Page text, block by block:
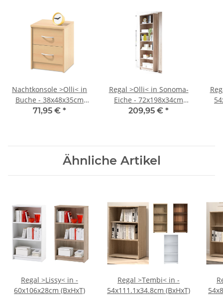
Nachtkonsole >Olli< in
Buche - 38x48x35cm
(BxHxT)
71,95 € *
Regal >Olli< in Sonoma-
Eiche - 72x198x34cm
(BxHxT)
209,95 € *
Ähnliche Artikel
Regal >Lissy< in -
60x106x28cm (BxHxT)
Regal >Tembi< in -
54x111.1x34.8cm (BxHxT)